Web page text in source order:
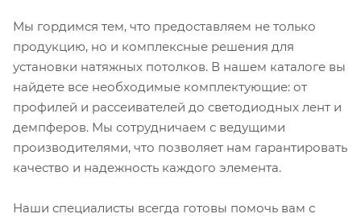
Мы гордимся тем, что предоставляем не только
продукцию, но и комплексные решения для
установки натяжных потолков. В нашем каталоге вы
найдете все необходимые комплектующие: от
профилей и рассеивателей до светодиодных лент и
демпферов. Мы сотрудничаем с ведущими
производителями, что позволяет нам гарантировать
качество и надежность каждого элемента.
Наши специалисты всегда готовы помочь вам с